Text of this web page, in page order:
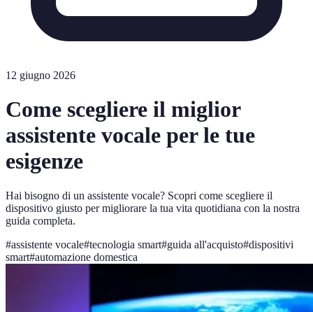
12 giugno 2026
Come scegliere il miglior
assistente vocale per le tue
esigenze
Hai bisogno di un assistente vocale? Scopri come scegliere il
dispositivo giusto per migliorare la tua vita quotidiana con la nostra
guida completa.
#assistente vocale#tecnologia smart#guida all'acquisto#dispositivi
smart#automazione domestica